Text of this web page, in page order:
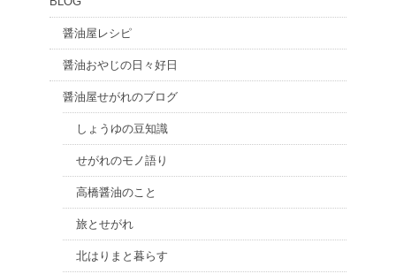
醤油屋レシピ
醤油おやじの日々好日
醤油屋せがれのブログ
しょうゆの豆知識
せがれのモノ語り
高橋醤油のこと
旅とせがれ
北はりまと暮らす